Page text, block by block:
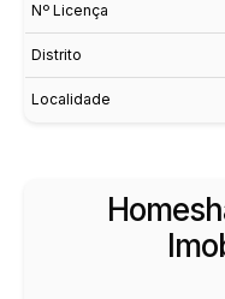
Nº Licença
Distrito
Localidade